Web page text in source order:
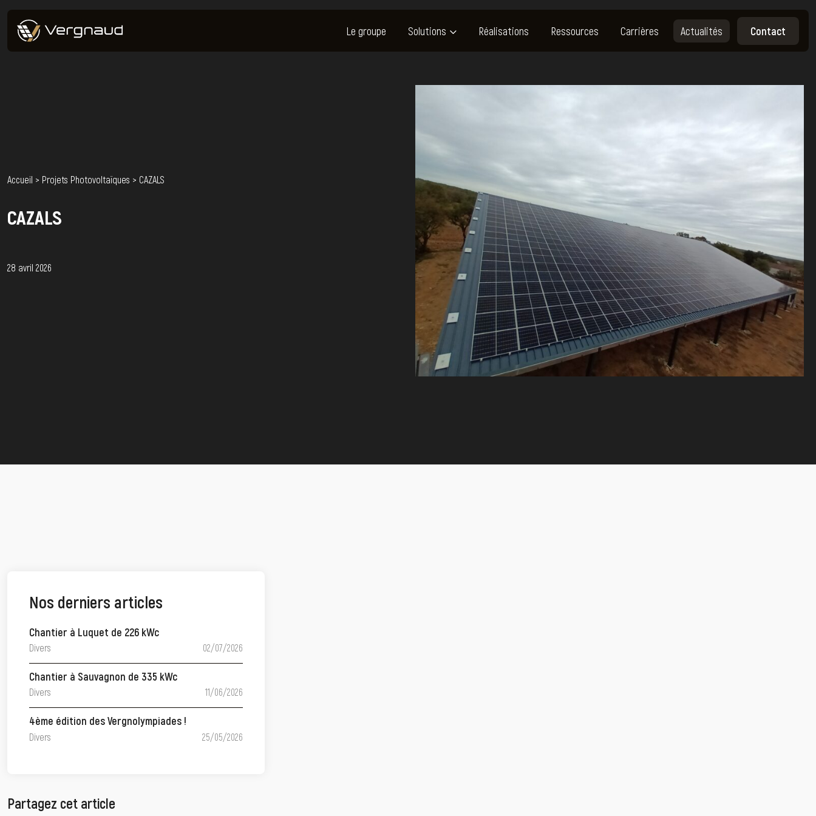
Le groupe Solutions Réalisations Ressources Carrières Actualités Contact
Accueil > Projets Photovoltaïques > CAZALS
CAZALS
28 avril 2026
Nos derniers articles
Chantier à Luquet de 226 kWc
Divers 02/07/2026
Chantier à Sauvagnon de 335 kWc
Divers 11/06/2026
4ème édition des Vergnolympiades !
Divers 25/05/2026
Partagez cet article